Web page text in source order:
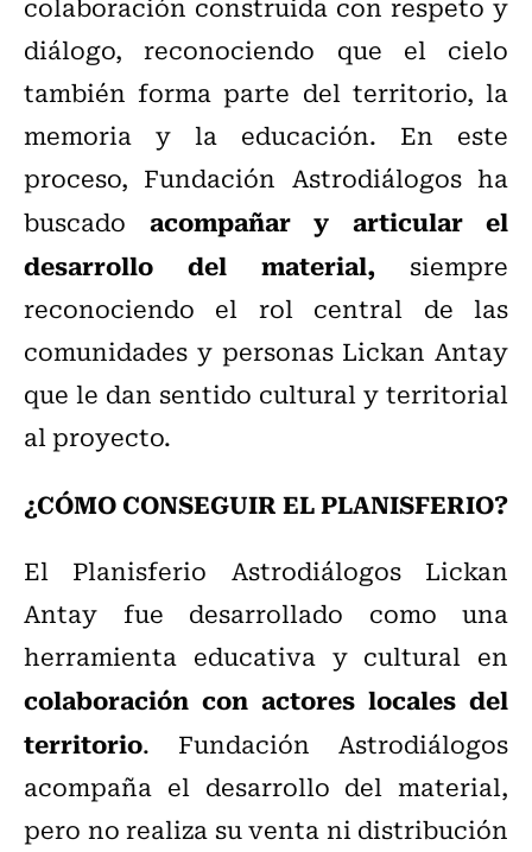
diálogo, reconociendo que el cielo
también forma parte del territorio, la
memoria y la educación. En este
proceso, Fundación Astrodiálogos ha
buscado acompañar y articular el
desarrollo del material, siempre
reconociendo el rol central de las
comunidades y personas Lickan Antay
que le dan sentido cultural y territorial
al proyecto.
¿CÓMO CONSEGUIR EL PLANISFERIO?
El Planisferio Astrodiálogos Lickan
Antay fue desarrollado como una
herramienta educativa y cultural en
colaboración con actores locales del
territorio. Fundación Astrodiálogos
acompaña el desarrollo del material,
pero no realiza su venta ni distribución